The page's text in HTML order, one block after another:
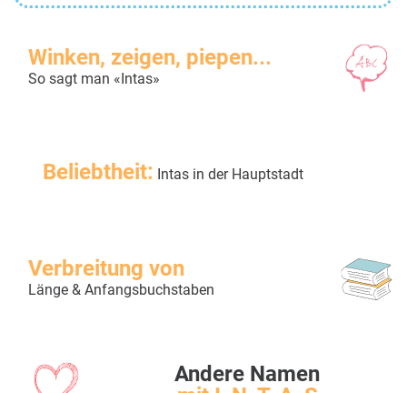
Winken, zeigen, piepen...
So sagt man «Intas»
Beliebtheit: Intas in der Hauptstadt
Verbreitung von
Länge & Anfangsbuchstaben
Andere Namen